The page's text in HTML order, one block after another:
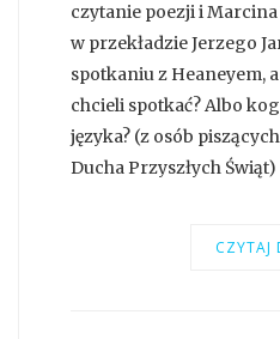
czytanie poezji i
w przekładzie Jerzego
spotkaniu z Heaneyem,
chcieli spotkać? Albo
języka? (z osób
Ducha Przyszłych Świąt)
CZYTAJ